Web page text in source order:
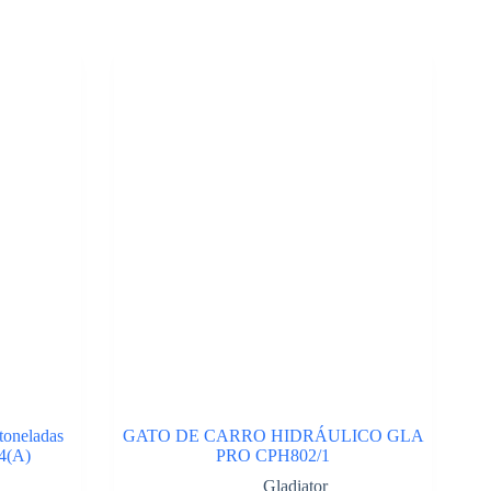
GATO DE CARRO HIDRÁULICO GLA
PRO CPH802/1
Gladiator